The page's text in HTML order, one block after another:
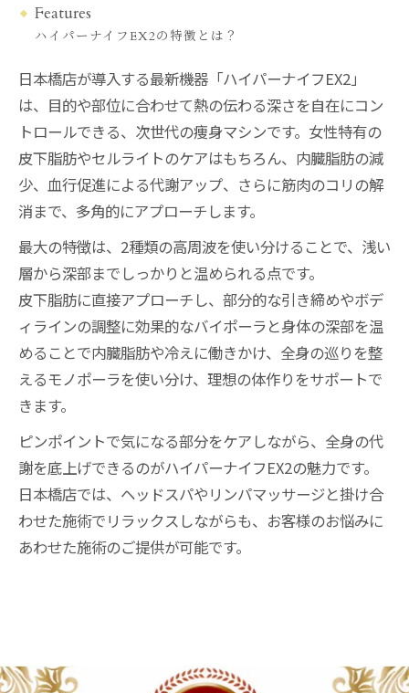
Features
ハイパーナイフEX2の特徴とは？
日本橋店が導入する最新機器「ハイパーナイフEX2」
は、目的や部位に合わせて熱の伝わる深さを自在にコン
トロールできる、次世代の痩身マシンです。女性特有の
皮下脂肪やセルライトのケアはもちろん、内臓脂肪の減
少、血行促進による代謝アップ、さらに筋肉のコリの解
消まで、多角的にアプローチします。
最大の特徴は、2種類の高周波を使い分けることで、浅い
層から深部までしっかりと温められる点です。
皮下脂肪に直接アプローチし、部分的な引き締めやボデ
ィラインの調整に効果的なバイポーラと身体の深部を温
めることで内臓脂肪や冷えに働きかけ、全身の巡りを整
えるモノポーラを使い分け、理想の体作りをサポートで
きます。
ピンポイントで気になる部分をケアしながら、全身の代
謝を底上げできるのがハイパーナイフEX2の魅力です。
日本橋店では、ヘッドスパやリンパマッサージと掛け合
わせた施術でリラックスしながらも、お客様のお悩みに
あわせた施術のご提供が可能です。